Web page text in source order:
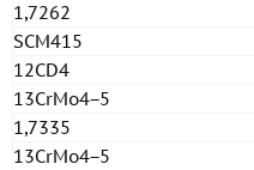
1,7262
SCM415
12CD4
13CrMo4−5
1,7335
13CrMo4−5